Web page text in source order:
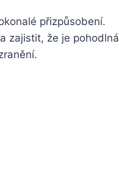
přizpůsobení.
zajistit, že je pohodlná